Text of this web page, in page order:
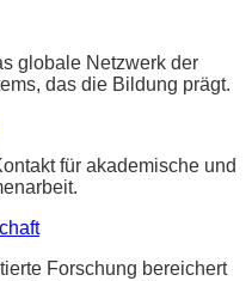
globale Netzwerk der
das die Bildung prägt.
für akademische und
Forschung bereichert